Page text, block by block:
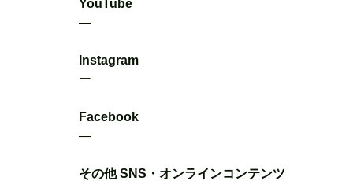
YouTube
―
Instagram
ー
Facebook
―
その他 SNS・オンラインコンテンツ